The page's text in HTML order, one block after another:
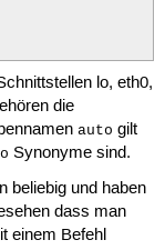
lo, eth0,
die
auto gilt
Synonyme sind.
beliebig und haben
dass man
einem Befehl